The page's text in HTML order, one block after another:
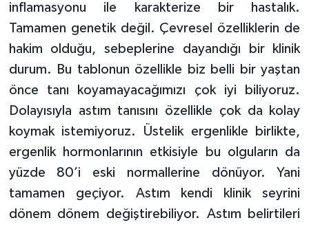
inflamasyonu ile karakterize bir hastalık.
Tamamen genetik değil. Çevresel özelliklerin de
hakim olduğu, sebeplerine dayandığı bir klinik
durum. Bu tablonun özellikle biz belli bir yaştan
önce tanı koyamayacağımızı çok iyi biliyoruz.
Dolayısıyla astım tanısını özellikle çok da kolay
koymak istemiyoruz. Üstelik ergenlikle birlikte,
ergenlik hormonlarının etkisiyle bu olguların da
yüzde 80’i eski normallerine dönüyor. Yani
tamamen geçiyor. Astım kendi klinik seyrini
dönem dönem değiştirebiliyor. Astım belirtileri